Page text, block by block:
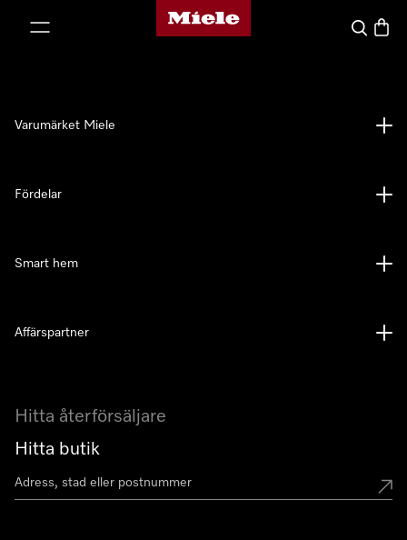
Mieles hemsida
Sök
Hitta återförsäljare
Hitta butik
Varumärket Miele
Fördelar
Smart hem
Affärspartner